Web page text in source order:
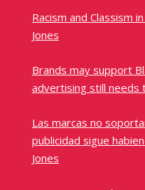
Racism and Classism
Jones
Brands may support
advertising still needs
Las marcas no
publicidad sigue
Jones